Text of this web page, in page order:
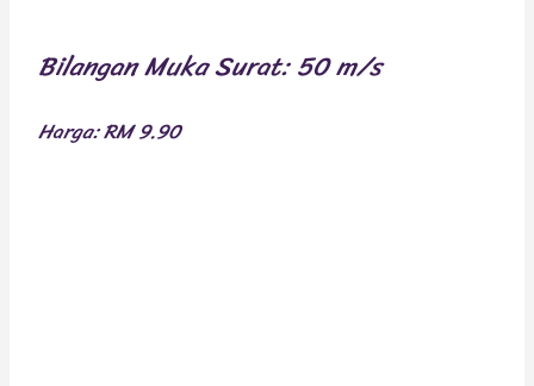
Bilangan Muka Surat: 50 m/s
Harga: RM 9.90